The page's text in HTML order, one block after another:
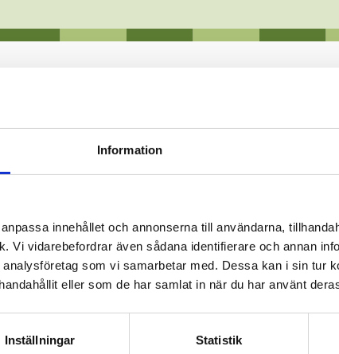
Information
innehållet och annonserna till användarna,
Vi vidarebefordrar även sådana identifierare och annan
som vi samarbetar med. Dessa kan i sin tur
eller som de har samlat in när du har använt
Inställningar Statistik
giftiga. Eftersom algläget kan förändras relativt